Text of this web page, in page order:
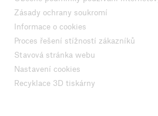
Zásady ochrany soukromí
Informace o cookies
Proces řešení stížností zákazníků
Stavová stránka webu
Nastavení cookies
Recyklace 3D tiskárny